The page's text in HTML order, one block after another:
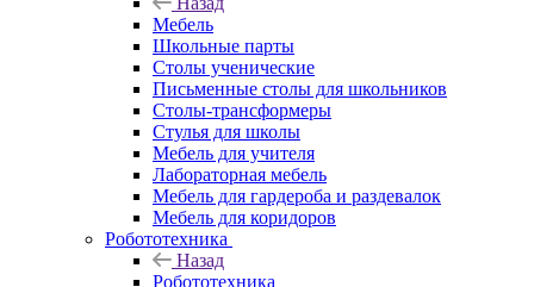
Мебель
Школьные парты
Столы ученические
Письменные столы для школьников
Столы-трансформеры
Стулья для школы
Мебель для учителя
Лабораторная мебель
Мебель для гардероба и раздевалок
Мебель для коридоров
Робототехника
Назад
Робототехника